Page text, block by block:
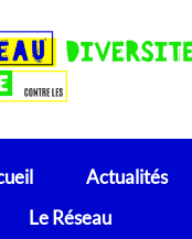
Actualités
Le Réseau